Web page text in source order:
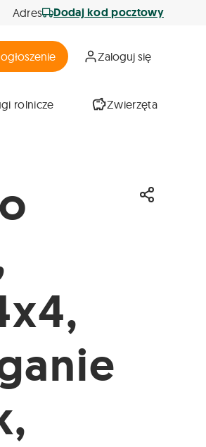
Adres Dodaj kod pocztowy
Zaloguj się
rolnicze Zwierzęta